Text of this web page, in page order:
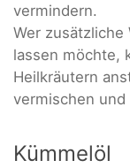
vermindern.
Wer
lassen möchte,
Heilkräutern
vermischen und
Kümmelöl